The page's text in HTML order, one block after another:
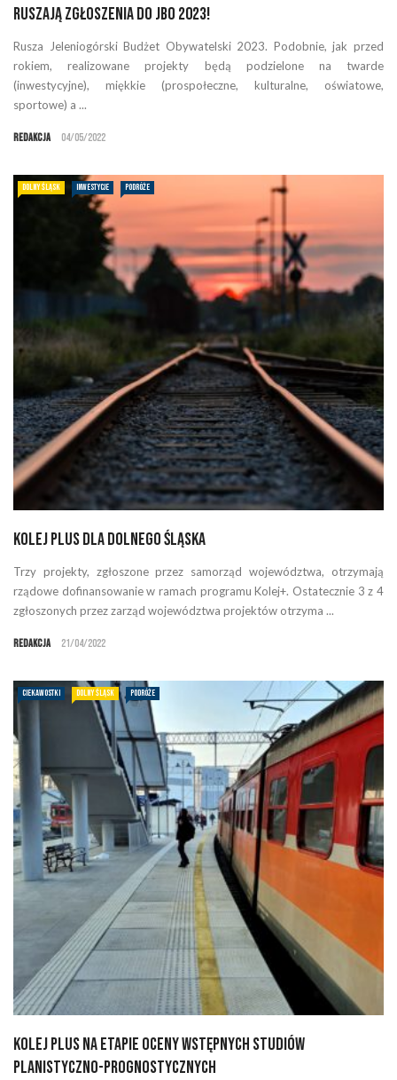
Ruszają zgłoszenia do JBO 2023!
Rusza Jeleniogórski Budżet Obywatelski 2023. Podobnie, jak przed
rokiem, realizowane projekty będą podzielone na twarde
(inwestycyjne), miękkie (prospołeczne, kulturalne, oświatowe,
sportowe) a ...
Redakcja 04/05/2022
DOLNY ŚLĄSK INWESTYCJE PODRÓŻE
Kolej Plus dla Dolnego Śląska
Trzy projekty, zgłoszone przez samorząd województwa, otrzymają
rządowe dofinansowanie w ramach programu Kolej+. Ostatecznie 3 z 4
zgłoszonych przez zarząd województwa projektów otrzyma ...
Redakcja 21/04/2022
CIEKAWOSTKI DOLNY ŚLĄSK PODRÓŻE
Kolej Plus na etapie oceny wstępnych studiów
planistyczno-prognostycznych